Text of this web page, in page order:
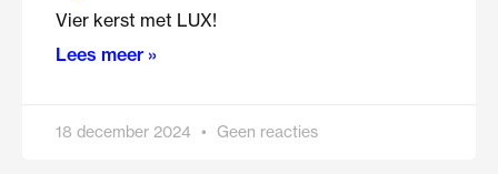
Vier kerst met LUX!
Lees meer »
18 december 2024 Geen reacties